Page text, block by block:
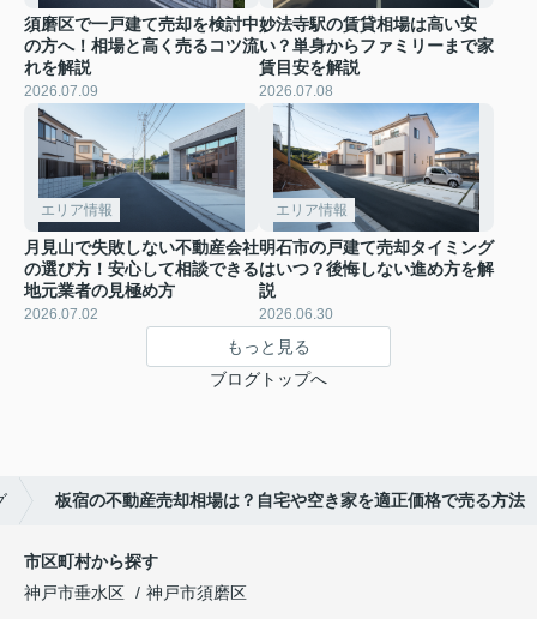
須磨区で一戸建て売却を検討中
の方へ！相場と高く売るコツ流
れを解説
2026.07.09
妙法寺駅の賃貸相場は高い安
い？単身からファミリーまで家
賃目安を解説
2026.07.08
エリア情報
月見山で失敗しない不動産会社
の選び方！安心して相談できる
地元業者の見極め方
2026.07.02
エリア情報
明石市の戸建て売却タイミング
はいつ？後悔しない進め方を解
説
2026.06.30
もっと見る
ブログトップへ
板宿の不動産売却相場は？自宅や空き家を適正価格で売る方法
市区町村から探す
神戸市垂水区
神戸市須磨区